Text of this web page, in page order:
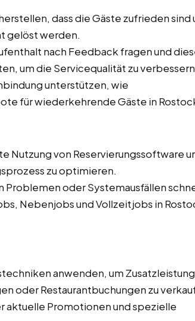
dass die Gäste zufrieden sind
gelöst werden.
nach Feedback fragen und
um die Servicequalität zu
unterstützen, wie
für wiederkehrende Gäste in
Nutzung von Reservierungssoftware
zu optimieren.
Problemen oder Systemausfällen
Nebenjobs und Vollzeitjobs in
anwenden, um
oder Restaurantbuchungen zu
aktuelle Promotionen und spezielle